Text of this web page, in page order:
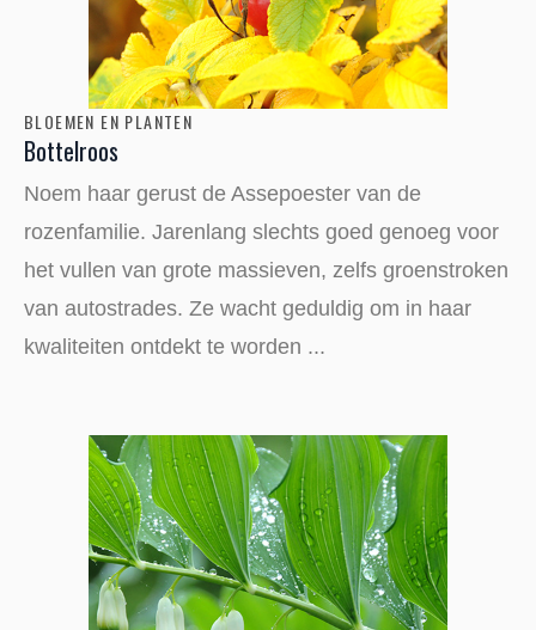
BLOEMEN EN PLANTEN
Bottelroos
Noem haar gerust de Assepoester van de
rozenfamilie. Jarenlang slechts goed genoeg voor
het vullen van grote massieven, zelfs groenstroken
van autostrades. Ze wacht geduldig om in haar
kwaliteiten ontdekt te worden ...